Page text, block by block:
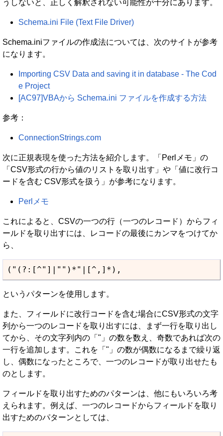
うしないと、正しく解釈されない可能性が十分にあります。
Schema.ini File (Text File Driver)
Schema.iniファイルの作成法については、次のサイトが参考
になります。
Importing CSV Data and saving it in database - The Cod
e Project
[AC97]VBAから Schema.ini ファイルを作成する方法
参考：
ConnectionStrings.com
次に正規表現を使った方法を紹介します。「Perlメモ」の
「CSV形式の行から値のリストを取り出す」や「値に改行コ
ードを含む CSV形式を扱う」が参考になります。
Perlメモ
これによると、CSVの一つの行（一つのレコード）からフィ
ールドを取り出すには、レコードの最後にカンマをつけてか
ら、
("(?:[^"]|"")*"|[^,]*),
というパターンを使用します。
また、フィールドに改行コードを含む場合にCSV形式の文字
列から一つのレコードを取り出すには、まず一行を取り出し
てから、その文字列内の「"」の数を数え、奇数であれば次の
一行を追加します。これを「"」の数が偶数になるまで繰り返
し、偶数になったところで、一つのレコードが取り出せたも
のとします。
フィールドを取り出すためのパターンは、他にもいろいろ考
えられます。例えば、一つのレコードからフィールドを取り
出すためのパターンとしては、